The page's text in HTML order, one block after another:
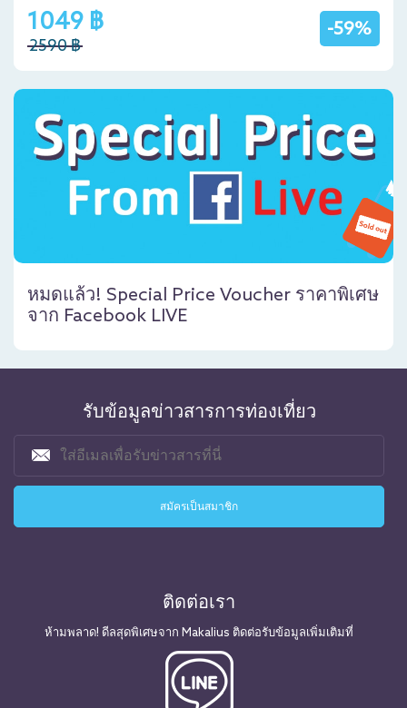
-59%
1049 ฿
2590 ฿
หมดแล้ว! Special Price Voucher ราคาพิเศษ
จาก Facebook LIVE
รับข้อมูลข่าวสารการท่องเที่ยว
ติดต่อเรา
ห้ามพลาด! ดีลสุดพิเศษจาก Makalius ติดต่อรับข้อมูลเพิ่มเติมที่